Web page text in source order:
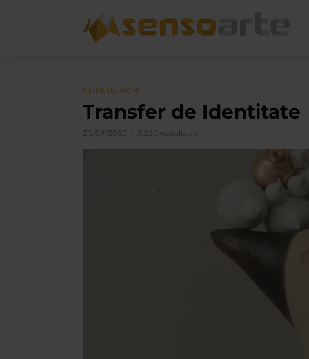
CLIPA DE ARTA
Transfer de Identitate
21/09/2015 3.235 vizualizari